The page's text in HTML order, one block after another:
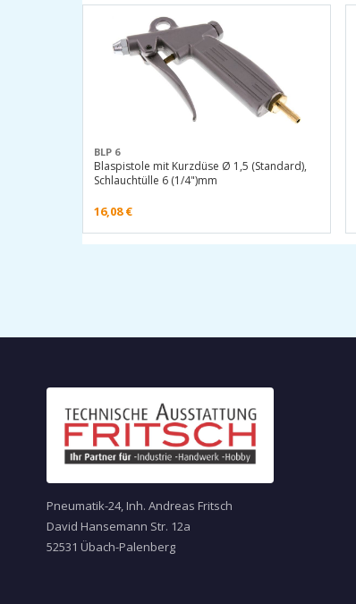
BLP 6
Blaspistole mit Kurzdüse Ø 1,5 (Standard),
Schlauchtülle 6 (1/4")mm
16,08€
Pneumatik-24, Inh. Andreas Fritsch
David Hansemann Str. 12a
52531 Übach-Palenberg